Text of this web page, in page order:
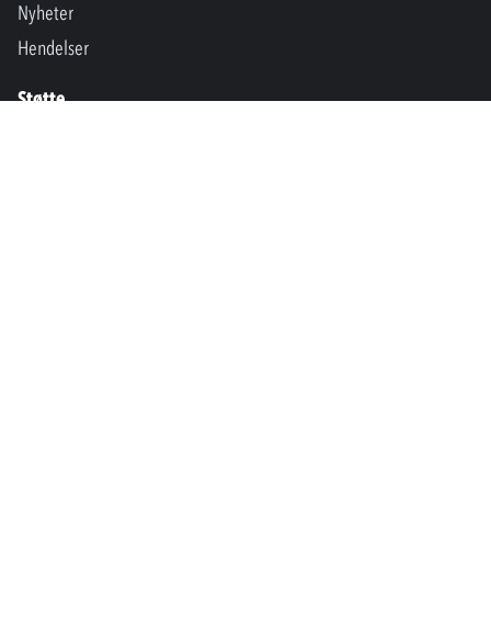
Nyheter
Hendelser
Støtte